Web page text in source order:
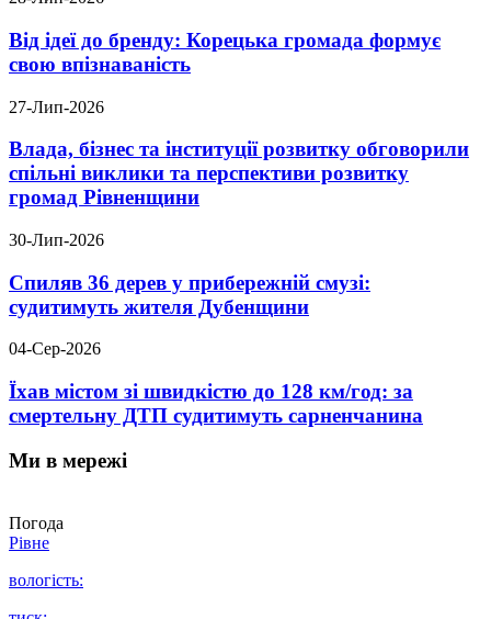
Від ідеї до бренду: Корецька громада формує
свою впізнаваність
27-Лип-2026
Влада, бізнес та інституції розвитку обговорили
спільні виклики та перспективи розвитку
громад Рівненщини
30-Лип-2026
Спиляв 36 дерев у прибережній смузі:
судитимуть жителя Дубенщини
04-Сер-2026
Їхав містом зі швидкістю до 128 км/год: за
смертельну ДТП судитимуть сарненчанина
Ми в мережі
Погода
Рівне
вологість: